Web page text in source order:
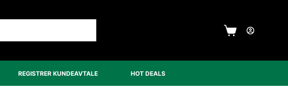
Handlekurv
REGISTRER KUNDEAVTALE HOT DEALS